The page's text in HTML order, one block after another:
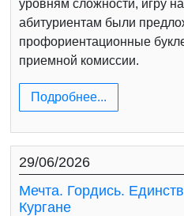
уровням сложности, игру
абитуриентам были
профориентационные
приемной комиссии.
Подробнее...
29/06/2026
Мечта. Гордись.
Кургане